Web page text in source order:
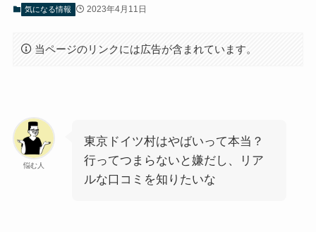
気になる情報 2023年4月11日
当ページのリンクには広告が含まれています。
悩む人
東京ドイツ村はやばいって本当？
行ってつまらないと嫌だし、リア
ルな口コミを知りたいな